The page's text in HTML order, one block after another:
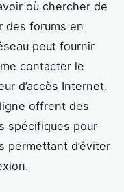
où chercher de
des forums en
peut fournir
contacter le
d’accès Internet.
offrent des
spécifiques pour
permettant d’éviter